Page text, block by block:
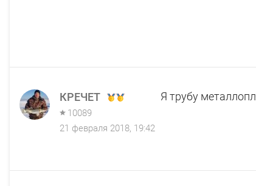
КРЕЧЕТ
10089
21 февраля 2018, 19:42
Я трубу